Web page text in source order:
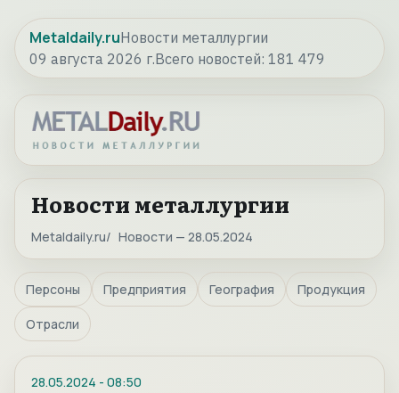
Metaldaily.ruНовости металлургии
09 августа 2026 г.Всего новостей: 181 479
Новости металлургии
Metaldaily.ru Новости — 28.05.2024
Персоны Предприятия География Продукция
Отрасли
28.05.2024 - 08:50